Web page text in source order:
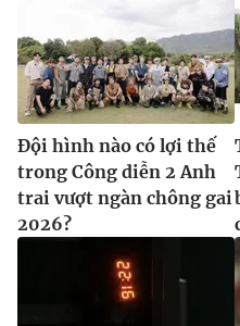
Đội hình nào có lợi thế
trong Công diễn 2 Anh
trai vượt ngàn chông gai
2026?